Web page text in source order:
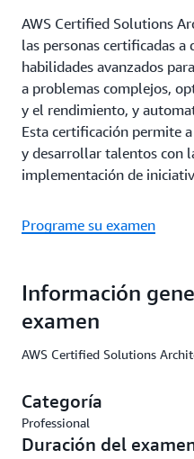
AWS Certified Solutions
las personas certificadas
habilidades avanzados
a problemas complejos,
y el rendimiento, y
Esta certificación permite
y desarrollar talentos con
implementación de
Programe su examen
Información
examen
AWS Certified Solutions
Categoría
Professional
Duración del